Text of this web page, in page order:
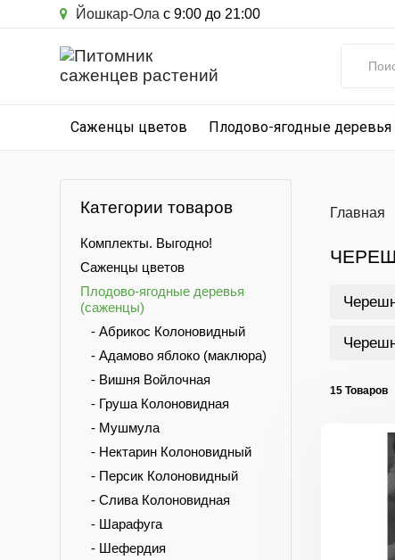
Йошкар-Ола с 9:00 до 21:00
Саженцы цветов Плодово-ягодные
Категории товаров
Комплекты. Выгодно!
Саженцы цветов
Плодово-ягодные деревья
(саженцы)
- Абрикос Колоновидный
- Адамово яблоко (маклюра)
- Вишня Войлочная
- Груша Колоновидная
- Мушмула
- Нектарин Колоновидный
- Персик Колоновидный
- Слива Колоновидная
- Шарафуга
- Шефердия
Главная
15